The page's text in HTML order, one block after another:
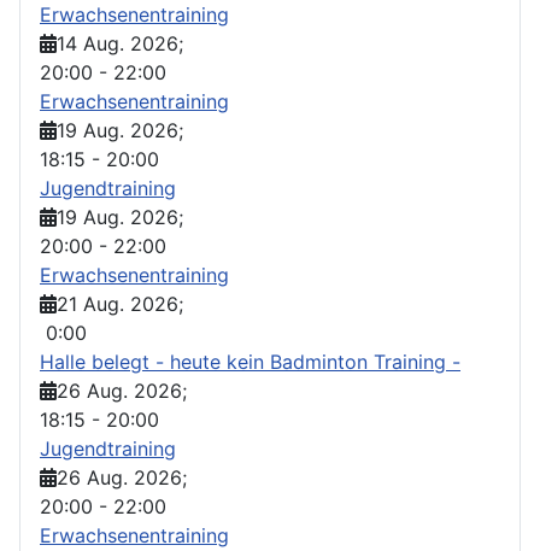
Erwachsenentraining
14 Aug. 2026;
20:00 - 22:00
Erwachsenentraining
19 Aug. 2026;
18:15 - 20:00
Jugendtraining
19 Aug. 2026;
20:00 - 22:00
Erwachsenentraining
21 Aug. 2026;
0:00
Halle belegt - heute kein Badminton Training -
26 Aug. 2026;
18:15 - 20:00
Jugendtraining
26 Aug. 2026;
20:00 - 22:00
Erwachsenentraining